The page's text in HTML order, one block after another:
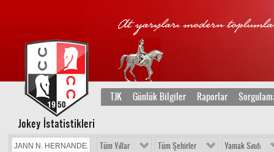
TJK Günlük Bilgiler Raporlar
Jokey İstatistikleri
Tüm Yıllar Tüm Şehirler Yamak Sınıfı